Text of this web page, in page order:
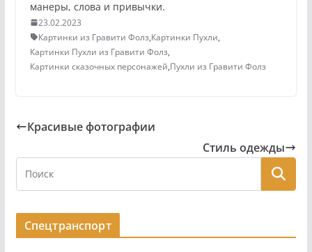
манеры, слова и привычки.
23.02.2023
Картинки из Гравити Фолз,Картинки Пухли,
Картинки Пухли из Гравити Фолз,
Картинки сказочных персонажей,Пухли из Гравити Фолз
Красивые фотографии
Стиль одежды
Спецтранспорт